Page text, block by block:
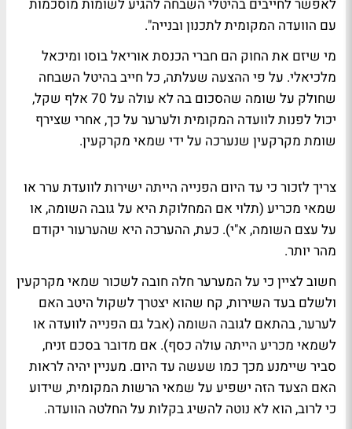
לאפשר לחייבים בהיטלי השבחה להגיע לשומות מוסכמות
עם הוועדה המקומית לתכנון ובנייה".
מי שיזם את החוק הם חברי הכנסת אוריאל בוסו ומיכאל
מלכיאלי. על פי ההצעה שעלתה, כל חייב בהיטל השבחה
שחולק על שומה שהסכום בה לא עולה על 70 אלף שקל,
יכול לפנות לוועדה המקומית ולערער על כך, אחרי שצירף
שומת מקרקעין שנערכה על ידי שמאי מקרקעין.
צריך לזכור כי עד היום הפנייה הייתה ישירות לוועדת ערר או
שמאי מכריע (תלוי אם המחלוקת היא על גובה השומה, או
על עצם השומה, א"י). כעת, ההערכה היא שהערעור יקודם
מהר יותר.
חשוב לציין כי על המערער חלה חובה לשכור שמאי מקרקעין
ולשלם בעד השירות, קח שהוא יצטרך לשקול היטב האם
לערער, בהתאם לגובה השומה (אבל גם הפנייה לוועדה או
לשמאי מכריע הייתה עולה כסף). אם מדובר בסכם זניח,
סביר שיימנע מכך כמו שעשה עד היום. מעניין יהיה לראות
האם הצעד הזה ישפיע על שמאי הרשות המקומית, שידוע
כי לרוב, הוא לא נוטה להשיג בקלות על החלטה הוועדה.